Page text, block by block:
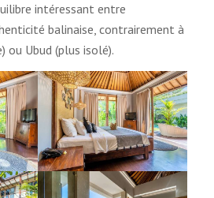
intéressant entre
balinaise, contrairement à
ou Ubud (plus isolé).